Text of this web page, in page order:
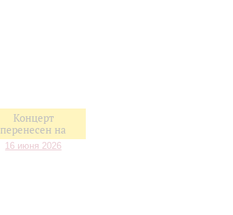
Концерт
перенесен на
16 июня 2026